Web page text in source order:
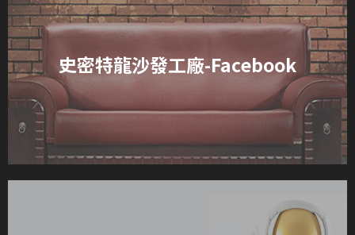
史密特龍沙發工廠-Facebook